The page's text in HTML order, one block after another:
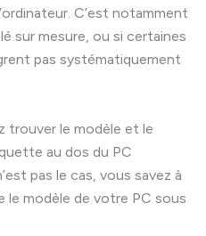
C’est notamment
sur mesure, ou si certaines
pas systématiquement
trouver le modèle et le
au dos du PC
pas le cas, vous savez à
modèle de votre PC sous